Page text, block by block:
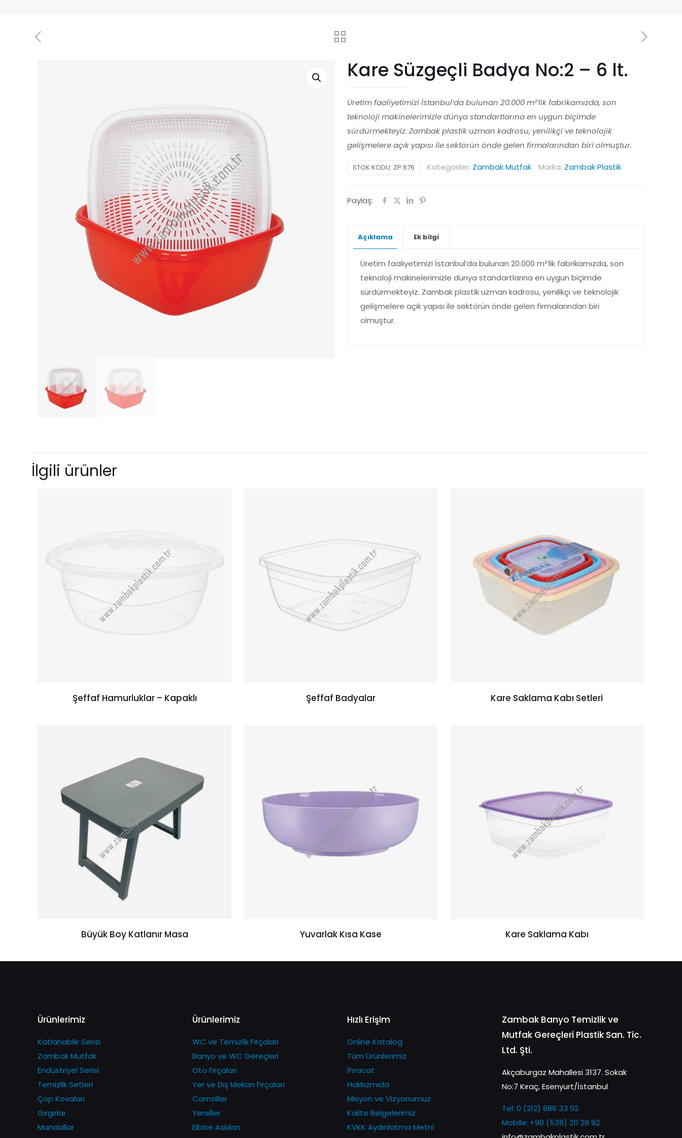
Kare Süzgeçli Badya No:2 – 6 lt.
Üretim faaliyetimizi İstanbul’da bulunan 20.000 m²’lik fabrikamızda, son
teknoloji makinelerimizle dünya standartlarına en uygun biçimde
sürdürmekteyiz. Zambak plastik uzman kadrosu, yenilikçi ve teknolojik
gelişmelere açık yapısı ile sektörün önde gelen firmalarından biri olmuştur.
STOK KODU: ZP 676 Kategoriler: Zambak Mutfak Marka: Zambak Plastik
Paylaş:
Açıklama Ek bilgi
Üretim faaliyetimizi İstanbul’da bulunan 20.000 m²’lik fabrikamızda, son
teknoloji makinelerimizle dünya standartlarına en uygun biçimde
sürdürmekteyiz. Zambak plastik uzman kadrosu, yenilikçi ve teknolojik
gelişmelere açık yapısı ile sektörün önde gelen firmalarından biri
olmuştur.
İlgili ürünler
Şeffaf Hamurluklar – Kapaklı Şeffaf Badyalar Kare Saklama Kabı Setleri
Büyük Boy Katlanır Masa Yuvarlak Kısa Kase Kare Saklama Kabı
Ürünlerimiz
Katlanabilir Serisi
Zambak Mutfak
Endüstriyel Serisi
Temizlik Setleri
Çöp Kovaları
Gırgırlar
Mandallar
Ürünlerimiz
WC ve Temizlik Fırçaları
Banyo ve WC Gereçleri
Oto Fırçaları
Yer ve Dış Mekan Fırçaları
Camsiller
Yersiller
Elbise Askıları
Hızlı Erişim
Online Katalog
Tüm Ürünlerimiz
İhracat
Hakkızmıda
Misyon ve Vizyonumuz
Kalite Belgelerimiz
KVKK Aydınlatma Metni
Zambak Banyo Temizlik ve
Mutfak Gereçleri Plastik San. Tic.
Ltd. Şti.
Akçaburgaz Mahallesi 3137. Sokak
No:7 Kıraç, Esenyurt/İstanbul
Tel: 0 (212) 886 33 92
Mobile: +90 (538) 211 28 92